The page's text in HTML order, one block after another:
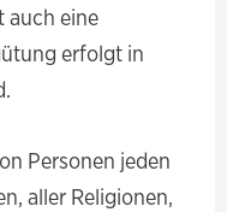
auch eine
erfolgt in
Personen jeden
aller Religionen,